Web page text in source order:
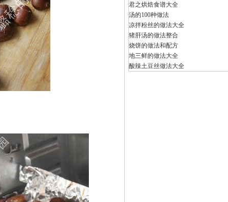
君之烘焙食谱大全
汤的100种做法
凉拌粉丝的做法大全
猪肝汤的做法整合
烧饼的做法和配方
地三鲜的做法大全
酸辣土豆丝做法大全